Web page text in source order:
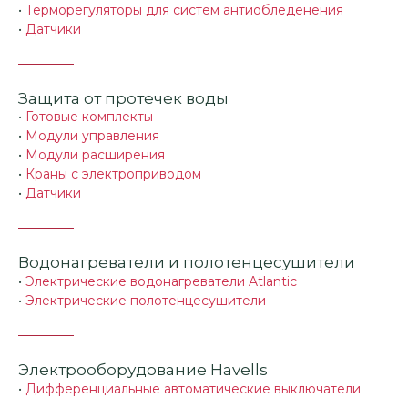
• Терморегуляторы для систем антиобледенения
• Датчики
Защита от протечек воды
• Готовые комплекты
• Модули управления
• Модули расширения
• Краны с электроприводом
• Датчики
Водонагреватели и полотенцесушители
• Электрические водонагреватели Atlantic
• Электрические полотенцесушители
Электрооборудование Havells
• Дифференциальные автоматические выключатели